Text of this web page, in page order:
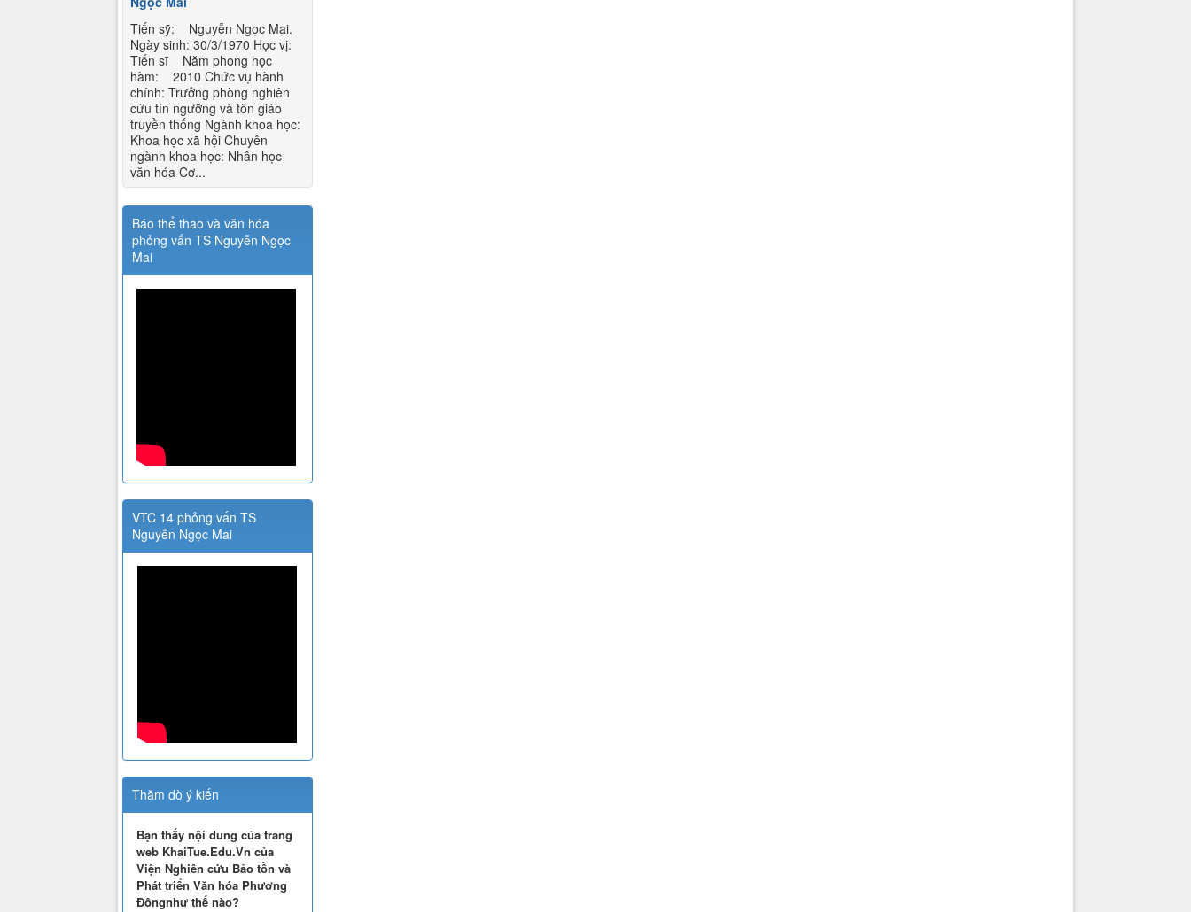
Tiến sỹ: Nguyễn Ngọc Mai.
Ngày sinh: 30/3/1970 Học vị:
Tiến sĩ Năm phong học
hàm: 2010 Chức vụ hành
chính: Trưởng phòng nghiên
cứu tín ngưỡng và tôn giáo
truyền thống Ngành khoa học:
Khoa học xã hội Chuyên
ngành khoa học: Nhân học
văn hóa Cơ...
Báo thể thao và văn hóa
phỏng vấn TS Nguyễn Ngọc
Mai
VTC 14 phỏng vấn TS
Nguyễn Ngọc Mai
Thăm dò ý kiến
Bạn thấy nội dung của trang
web KhaiTue.Edu.Vn của
Viện Nghiên cứu Bảo tồn và
Phát triển Văn hóa Phương
Đôngnhư thế nào?